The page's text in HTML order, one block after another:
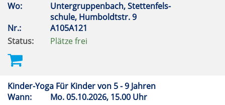
Wo:
Untergruppenbach, Stettenfels-
schule, Humboldtstr. 9
Nr.:
A105A121
Status:
Plätze frei
Kinder-Yoga Für Kinder von 5 - 9 Jahren
Wann:
Mo.05.10.2026, 15.00 Uhr